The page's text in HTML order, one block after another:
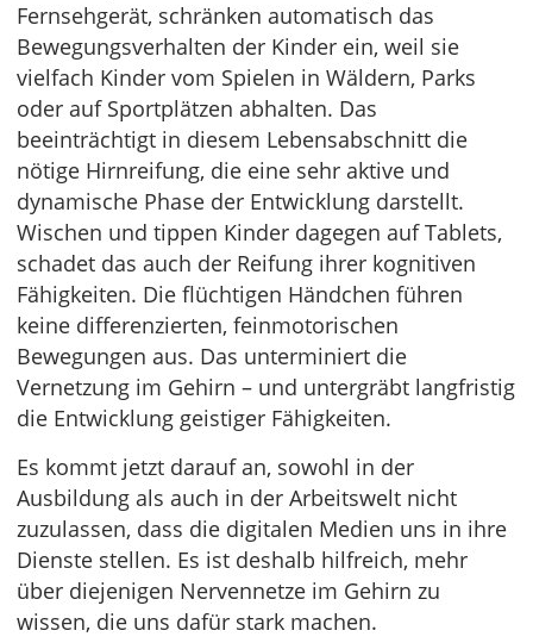
Fernsehgerät, schränken automatisch das
Bewegungsverhalten der Kinder ein, weil sie
vielfach Kinder vom Spielen in Wäldern, Parks
oder auf Sportplätzen abhalten. Das
beeinträchtigt in diesem Lebensabschnitt die
nötige Hirnreifung, die eine sehr aktive und
dynamische Phase der Entwicklung darstellt.
Wischen und tippen Kinder dagegen auf Tablets,
schadet das auch der Reifung ihrer kognitiven
Fähigkeiten. Die flüchtigen Händchen führen
keine differenzierten, feinmotorischen
Bewegungen aus. Das unterminiert die
Vernetzung im Gehirn – und untergräbt langfristig
die Entwicklung geistiger Fähigkeiten.
Es kommt jetzt darauf an, sowohl in der
Ausbildung als auch in der Arbeitswelt nicht
zuzulassen, dass die digitalen Medien uns in ihre
Dienste stellen. Es ist deshalb hilfreich, mehr
über diejenigen Nervennetze im Gehirn zu
wissen, die uns dafür stark machen.